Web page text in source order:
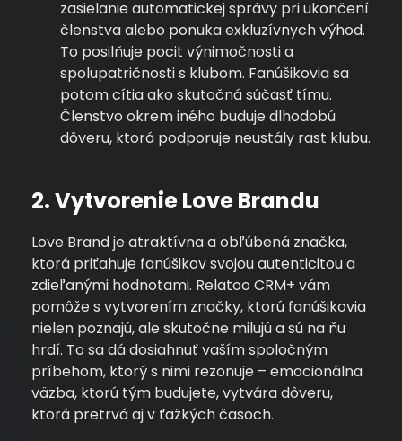
zasielanie automatickej správy pri ukončení
členstva alebo ponuka exkluzívnych výhod.
To posilňuje pocit výnimočnosti a
spolupatričnosti s klubom. Fanúšikovia sa
potom cítia ako skutočná súčasť tímu.
Členstvo okrem iného buduje dlhodobú
dôveru, ktorá podporuje neustály rast klubu.
2. Vytvorenie Love Brandu
Love Brand je atraktívna a obľúbená značka,
ktorá priťahuje fanúšikov svojou autenticitou a
zdieľanými hodnotami. Relatoo CRM+ vám
pomôže s vytvorením značky, ktorú fanúšikovia
nielen poznajú, ale skutočne milujú a sú na ňu
hrdí. To sa dá dosiahnuť vaším spoločným
príbehom, ktorý s nimi rezonuje – emocionálna
väzba, ktorú tým budujete, vytvára dôveru,
ktorá pretrvá aj v ťažkých časoch.